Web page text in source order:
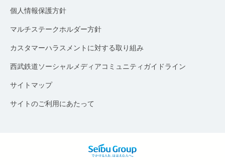
個人情報保護方針
マルチステークホルダー方針
カスタマーハラスメントに対する取り組み
西武鉄道ソーシャルメディアコミュニティガイドライン
サイトマップ
サイトのご利用にあたって